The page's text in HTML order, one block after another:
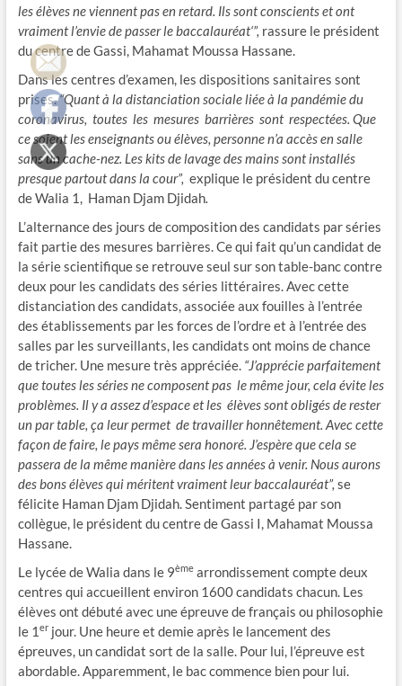
les élèves ne viennent pas en retard. Ils sont conscients et ont
vraiment l’envie de passer le baccalauréat‘”, rassure le président
du centre de Gassi, Mahamat Moussa Hassane.
Dans les centres d’examen, les dispositions sanitaires sont
prises.“Quant à la distanciation sociale liée à la pandémie du
coronavirus, toutes les mesures barrières sont respectées. Que
ce soient les enseignants ou élèves, personne n’a accès en salle
sans un cache-nez. Les kits de lavage des mains sont installés
presque partout dans la cour”, explique le président du centre
de Walia 1, Haman Djam Djidah.
L’alternance des jours de composition des candidats par séries
fait partie des mesures barrières. Ce qui fait qu’un candidat de
la série scientifique se retrouve seul sur son table-banc contre
deux pour les candidats des séries littéraires. Avec cette
distanciation des candidats, associée aux fouilles à l’entrée
des établissements par les forces de l’ordre et à l’entrée des
salles par les surveillants, les candidats ont moins de chance
de tricher. Une mesure très appréciée. “J’apprécie parfaitement
que toutes les séries ne composent pas le même jour, cela évite les
problèmes. Il y a assez d’espace et les élèves sont obligés de rester
un par table, ça leur permet de travailler honnêtement. Avec cette
façon de faire, le pays même sera honoré. J’espère que cela se
passera de la même manière dans les années à venir. Nous aurons
des bons élèves qui méritent vraiment leur baccalauréat”, se
félicite Haman Djam Djidah. Sentiment partagé par son
collègue, le président du centre de Gassi I, Mahamat Moussa
Hassane.
Le lycée de Walia dans le 9èmearrondissement compte deux
centres qui accueillent environ 1600 candidats chacun. Les
élèves ont débuté avec une épreuve de français ou philosophie
le 1 erjour. Une heure et demie après le lancement des
épreuves, un candidat sort de la salle. Pour lui, l’épreuve est
abordable. Apparemment, le bac commence bien pour lui.